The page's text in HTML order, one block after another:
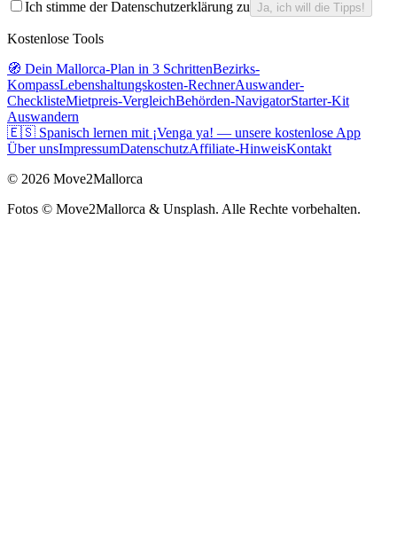
Ich stimme der Datenschutzerklärung zu Ja, ich will die Tipps!
Kostenlose Tools
🧭 Dein Mallorca-Plan in 3 SchrittenBezirks-
KompassLebenshaltungskosten-RechnerAuswander-
ChecklisteMietpreis-VergleichBehörden-NavigatorStarter-Kit
Auswandern
🇪🇸 Spanisch lernen mit ¡Venga ya! — unsere kostenlose App
Über unsImpressumDatenschutzAffiliate-HinweisKontakt
© 2026 Move2Mallorca
Fotos © Move2Mallorca & Unsplash. Alle Rechte vorbehalten.